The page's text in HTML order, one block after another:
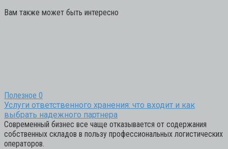
Вам также может быть интересно
Полезное 0
Услуги ответственного хранения: что входит и как
выбрать надежного партнера
Современный бизнес все чаще отказывается от содержания
собственных складов в пользу профессиональных логистических
операторов.